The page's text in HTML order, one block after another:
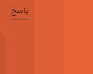
پاسخ